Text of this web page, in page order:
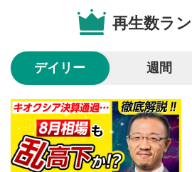
動画を再生または一時停止します。
10秒戻し/10秒送り
10秒、動画を巻き戻し/早送りしま
シークバー
再生位置を示しています。再生し
するとその位置から動画が再生さ
6
画質/再生速度の設定
画質の選択/再生速度の変更ができ
再生数ラ
デイリー 週間